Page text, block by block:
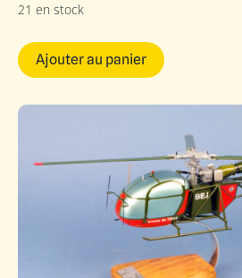
21 en stock
Ajouter au panier